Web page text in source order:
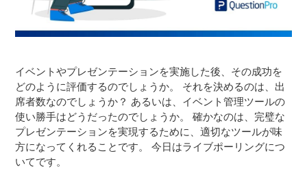
イベントやプレゼンテーションを実施した後、その成功を
どのように評価するのでしょうか。 それを決めるのは、出
席者数なのでしょうか？ あるいは、イベント管理ツールの
使い勝手はどうだったのでしょうか。 確かなのは、完璧な
プレゼンテーションを実現するために、適切なツールが味
方になってくれることです。 今日はライブポーリングにつ
いてです。